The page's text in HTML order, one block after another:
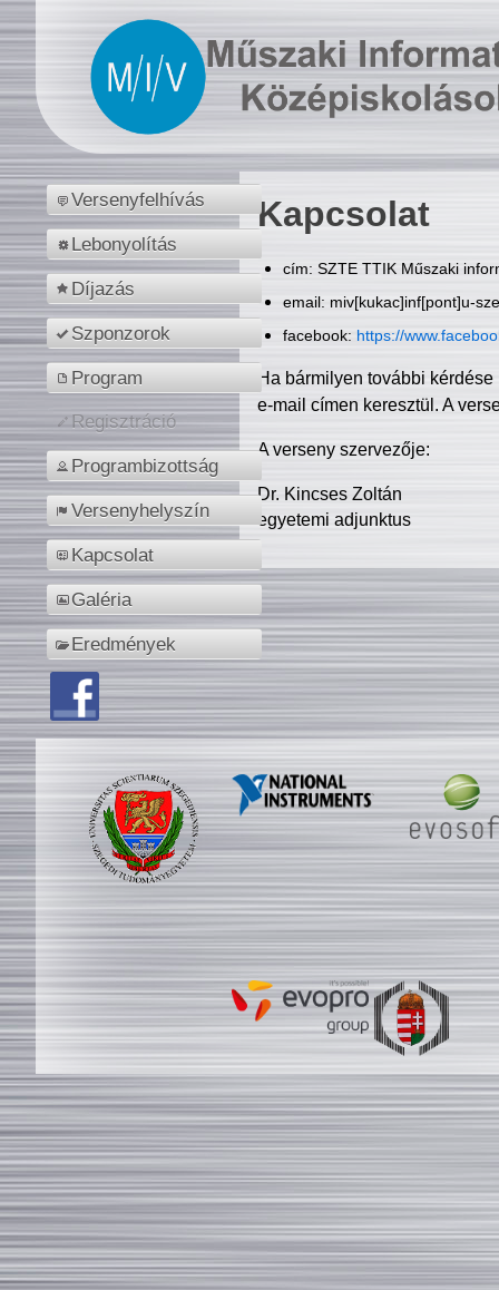
Versenyfelhívás
Lebonyolítás
Díjazás
Szponzorok
Program
Regisztráció
Programbizottság
Versenyhelyszín
Kapcsolat
Galéria
Eredmények
Kapcsolat
cím: SZTE TTIK Műszaki
email: miv[kukac]inf[pont]u-
facebook: https://
Ha bármilyen további
e-mail címen keresztül. A
A verseny szervezője:
Dr. Kincses Zoltán
egyetemi adjunktus